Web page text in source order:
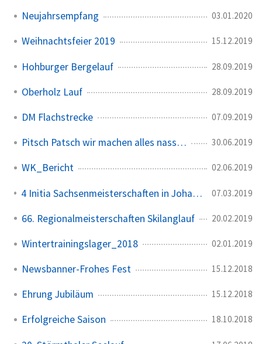
Neujahrsempfang 03.01.2020
Weihnachtsfeier 2019 15.12.2019
Hohburger Bergelauf 28.09.2019
Oberholz Lauf 28.09.2019
DM Flachstrecke 07.09.2019
Pitsch Patsch wir machen alles nass… 30.06.2019
WK_Bericht 02.06.2019
4 Initia Sachsenmeisterschaften in Johanngeorgenstadt 07.03.2019
66. Regionalmeisterschaften Skilanglauf 20.02.2019
Wintertrainingslager_2018 02.01.2019
Newsbanner-Frohes Fest 15.12.2018
Ehrung Jubiläum 15.12.2018
Erfolgreiche Saison 18.10.2018